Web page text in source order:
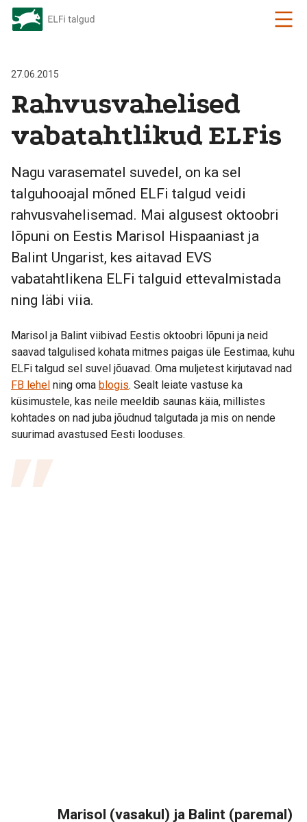
27.06.2015
Rahvusvahelised
vabatahtlikud ELFis
Nagu varasematel suvedel, on ka sel
talguhooajal mõned ELFi talgud veidi
rahvusvahelisemad. Mai algusest oktoobri
lõpuni on Eestis Marisol Hispaaniast ja
Balint Ungarist, kes aitavad EVS
vabatahtlikena ELFi talguid ettevalmistada
ning läbi viia.
Marisol ja Balint viibivad Eestis oktoobri lõpuni ja neid
saavad talgulised kohata mitmes paigas üle Eestimaa, kuhu
ELFi talgud sel suvel jõuavad. Oma muljetest kirjutavad nad
FB lehel ning oma blogis. Sealt leiate vastuse ka
küsimustele, kas neile meeldib saunas käia, millistes
kohtades on nad juba jõudnud talgutada ja mis on nende
suurimad avastused Eesti looduses.
Marisol (vasakul) ja Balint (paremal)